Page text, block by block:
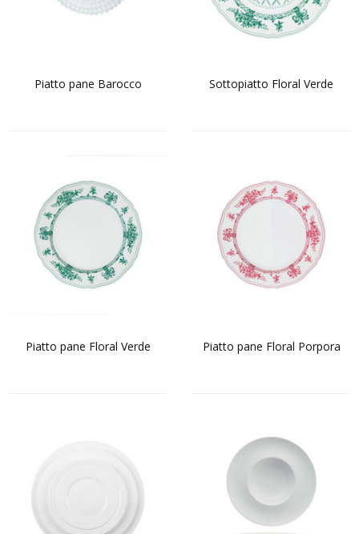
Piatto pane Barocco Sottopiatto Floral Verde
Piatto pane Floral Verde Piatto pane Floral Porpora